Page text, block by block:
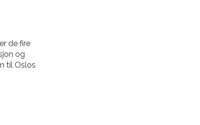
de fire
og
til Oslos